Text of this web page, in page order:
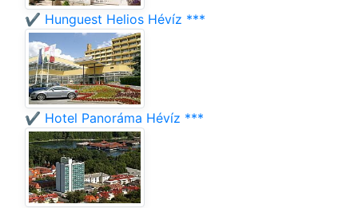
✔️ Hunguest Helios Hévíz ***
✔️ Hotel Panoráma Hévíz ***